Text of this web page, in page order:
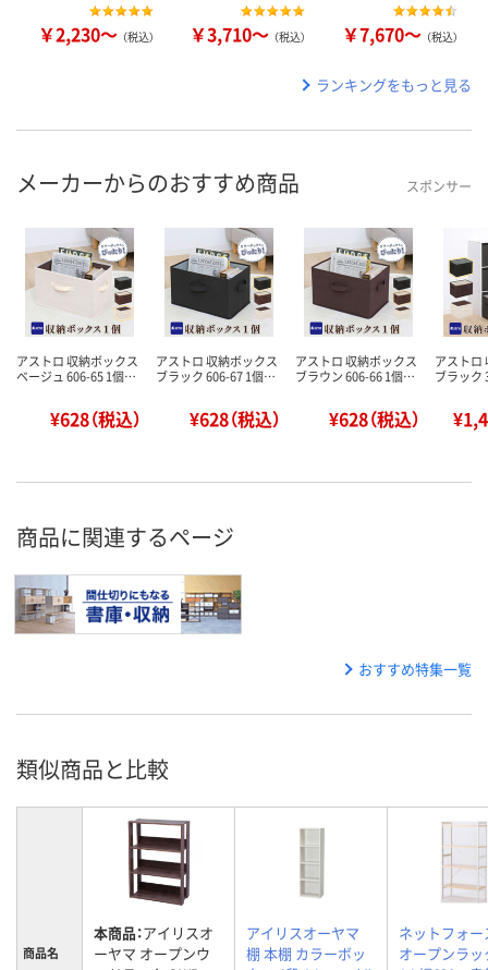
￥2,230～ （税込） ￥3,710～ （税込） ￥7,670～ （税込）
ランキングをもっと見る
メーカーからのおすすめ商品 スポンサー
アストロ 収納ボックス
ベージュ 606-65 1個…
¥628（税込）
アストロ 収納ボックス
ブラック 606-67 1個…
¥628（税込）
アストロ 収納ボックス
ブラウン 606-66 1個…
¥628（税込）
アストロ
ブラック
商品に関連するページ
おすすめ特集一覧
類似商品と比較
商品名
本商品：アイリスオ
ーヤマ オープンウ
アイリスオーヤマ
棚 本棚 カラーボッ
ネットフォー
オープンラッ